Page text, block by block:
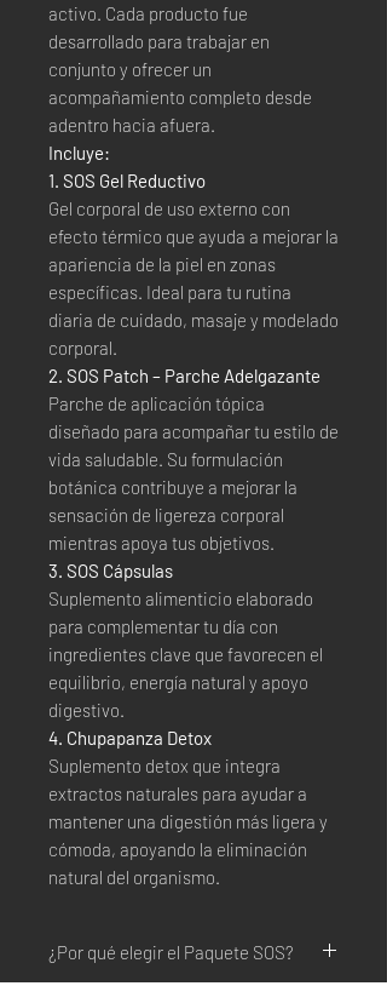
activo. Cada producto fue
desarrollado para trabajar en
conjunto y ofrecer un
acompañamiento completo desde
adentro hacia afuera.
Incluye:
1. SOS Gel Reductivo
Gel corporal de uso externo con
efecto térmico que ayuda a mejorar la
apariencia de la piel en zonas
específicas. Ideal para tu rutina
diaria de cuidado, masaje y modelado
corporal.
2. SOS Patch – Parche Adelgazante
Parche de aplicación tópica
diseñado para acompañar tu estilo de
vida saludable. Su formulación
botánica contribuye a mejorar la
sensación de ligereza corporal
mientras apoya tus objetivos.
3. SOS Cápsulas
Suplemento alimenticio elaborado
para complementar tu día con
ingredientes clave que favorecen el
equilibrio, energía natural y apoyo
digestivo.
4. Chupapanza Detox
Suplemento detox que integra
extractos naturales para ayudar a
mantener una digestión más ligera y
cómoda, apoyando la eliminación
natural del organismo.
¿Por qué elegir el Paquete SOS?